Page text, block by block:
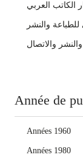
Année de
Années 1960
Années 1980